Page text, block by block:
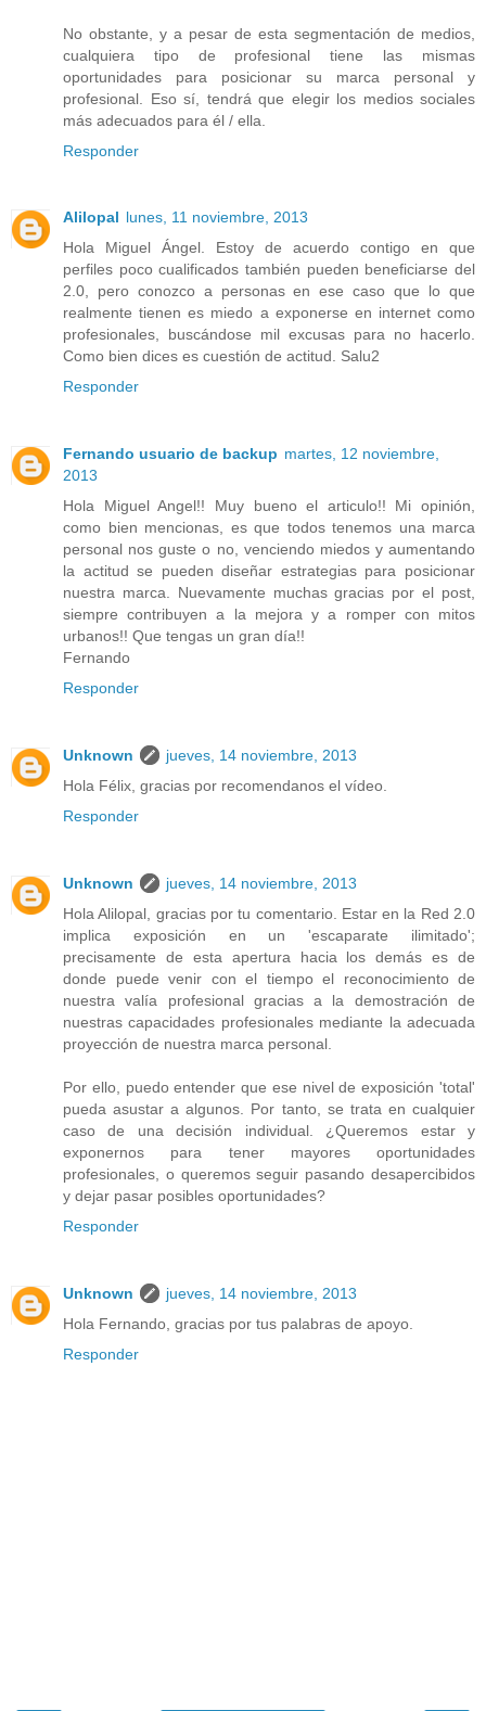
No obstante, y a pesar de esta segmentación de medios,
cualquiera tipo de profesional tiene las mismas
oportunidades para posicionar su marca personal y
profesional. Eso sí, tendrá que elegir los medios sociales
más adecuados para él / ella.
Responder
Alilopal lunes, 11 noviembre, 2013
Hola Miguel Ángel. Estoy de acuerdo contigo en que
perfiles poco cualificados también pueden beneficiarse del
2.0, pero conozco a personas en ese caso que lo que
realmente tienen es miedo a exponerse en internet como
profesionales, buscándose mil excusas para no hacerlo.
Como bien dices es cuestión de actitud. Salu2
Responder
Fernando usuario de backup martes, 12 noviembre,
2013
Hola Miguel Angel!! Muy bueno el articulo!! Mi opinión,
como bien mencionas, es que todos tenemos una marca
personal nos guste o no, venciendo miedos y aumentando
la actitud se pueden diseñar estrategias para posicionar
nuestra marca. Nuevamente muchas gracias por el post,
siempre contribuyen a la mejora y a romper con mitos
urbanos!! Que tengas un gran día!!
Fernando
Responder
Unknown
jueves, 14 noviembre, 2013
Hola Félix, gracias por recomendanos el vídeo.
Responder
Unknown
jueves, 14 noviembre, 2013
Hola Alilopal, gracias por tu comentario. Estar en la Red 2.0
implica exposición en un 'escaparate ilimitado';
precisamente de esta apertura hacia los demás es de
donde puede venir con el tiempo el reconocimiento de
nuestra valía profesional gracias a la demostración de
nuestras capacidades profesionales mediante la adecuada
proyección de nuestra marca personal.
Por ello, puedo entender que ese nivel de exposición 'total'
pueda asustar a algunos. Por tanto, se trata en cualquier
caso de una decisión individual. ¿Queremos estar y
exponernos para tener mayores oportunidades
profesionales, o queremos seguir pasando desapercibidos
y dejar pasar posibles oportunidades?
Responder
Unknown
jueves, 14 noviembre, 2013
Hola Fernando, gracias por tus palabras de apoyo.
Responder